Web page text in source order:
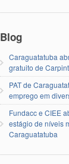
Blog
Caraguatatuba
gratuito de
PAT de
emprego em
Fundacc e CIEE
estágio de níveis
Caraguatatuba